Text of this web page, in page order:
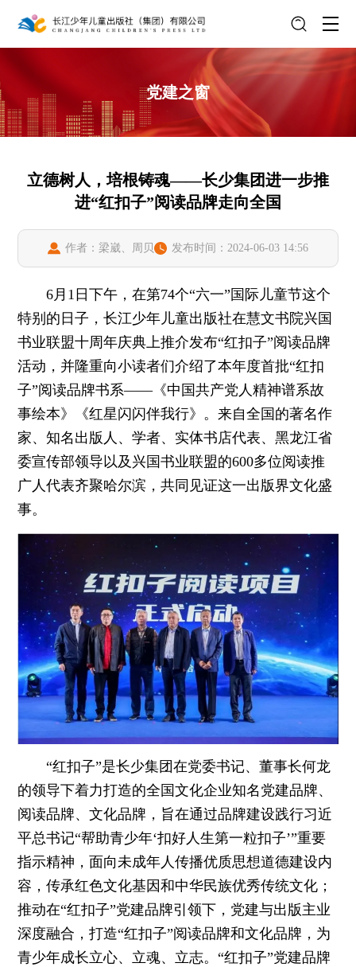
党建之窗
立德树人，培根铸魂——长少集团进一步推
进“红扣子”阅读品牌走向全国
作者：梁崴、周贝 发布时间：2024-06-03 14:56
6月1日下午，在第74个“六一”国际儿童节这个
特别的日子，长江少年儿童出版社在慧文书院兴国
书业联盟十周年庆典上推介发布“红扣子”阅读品牌
活动，并隆重向小读者们介绍了本年度首批“红扣
子”阅读品牌书系——《中国共产党人精神谱系故
事绘本》《红星闪闪伴我行》。来自全国的著名作
家、知名出版人、学者、实体书店代表、黑龙江省
委宣传部领导以及兴国书业联盟的600多位阅读推
广人代表齐聚哈尔滨，共同见证这一出版界文化盛
事。
“红扣子”是长少集团在党委书记、董事长何龙
的领导下着力打造的全国文化企业知名党建品牌、
阅读品牌、文化品牌，旨在通过品牌建设践行习近
平总书记“帮助青少年‘扣好人生第一粒扣子’”重要
指示精神，面向未成年人传播优质思想道德建设内
容，传承红色文化基因和中华民族优秀传统文化；
推动在“红扣子”党建品牌引领下，党建与出版主业
深度融合，打造“红扣子”阅读品牌和文化品牌，为
青少年成长立心、立魂、立志。“红扣子”党建品牌